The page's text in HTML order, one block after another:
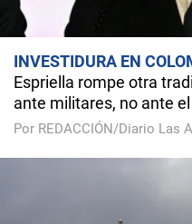
INVESTIDURA EN
Espriella rompe otra
ante militares, no ante
Por REDACCIÓN/Diario Las